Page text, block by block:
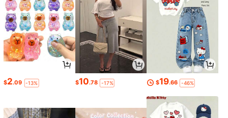
$2.09 -13% $10.78 -17% $19.66 -46%